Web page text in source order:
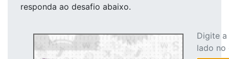
responda ao desafio abaixo.
Digite
lado no